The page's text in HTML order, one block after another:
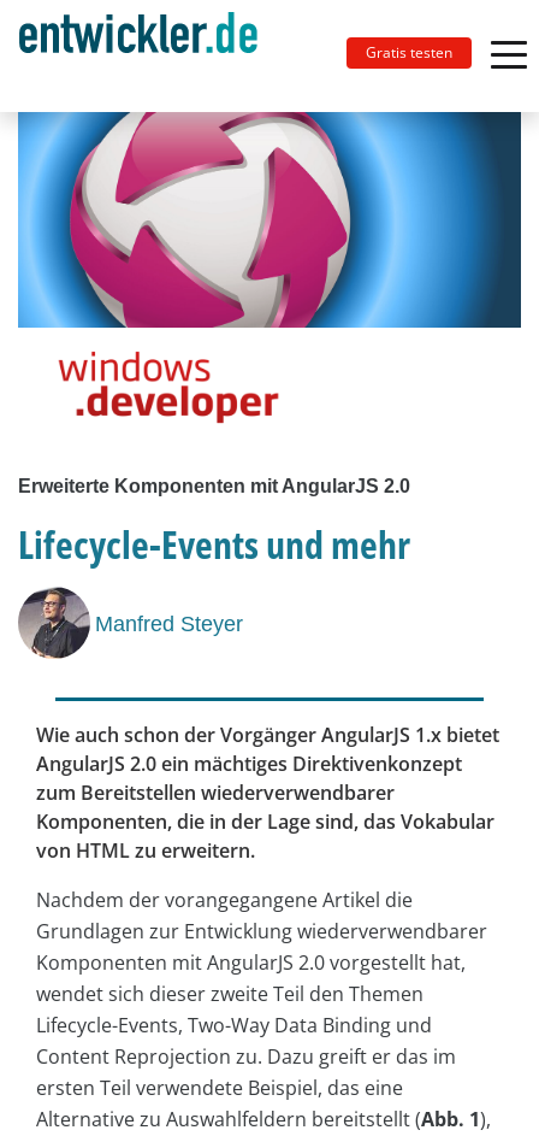
Gratis testen
Erweiterte Komponenten mit AngularJS 2.0
Lifecycle-Events und mehr
Manfred Steyer
Wie auch schon der Vorgänger AngularJS 1.x bietet
AngularJS 2.0 ein mächtiges Direktivenkonzept
zum Bereitstellen wiederverwendbarer
Komponenten, die in der Lage sind, das Vokabular
von HTML zu erweitern.
Nachdem der vorangegangene Artikel die
Grundlagen zur Entwicklung wiederverwendbarer
Komponenten mit AngularJS 2.0 vorgestellt hat,
wendet sich dieser zweite Teil den Themen
Lifecycle-Events, Two-Way Data Binding und
Content Reprojection zu. Dazu greift er das im
ersten Teil verwendete Beispiel, das eine
Alternative zu Auswahlfeldern bereitstellt (Abb. 1),